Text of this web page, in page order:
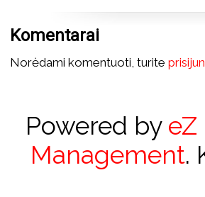
Komentarai
Norėdami komentuoti, turite
Powered by eZ
Management.